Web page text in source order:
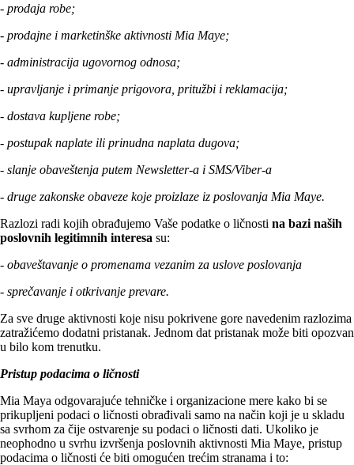
- prodaja robe;
- prodajne i marketinške aktivnosti Mia Maye;
- administracija ugovornog odnosa;
- upravljanje i primanje prigovora, pritužbi i reklamacija;
- dostava kupljene robe;
- postupak naplate ili prinudna naplata dugova;
- slanje obaveštenja putem Newsletter-a i SMS/Viber-a
- druge zakonske obaveze koje proizlaze iz poslovanja Mia Maye.
Razlozi radi kojih obrađujemo Vaše podatke o ličnosti na bazi naših
poslovnih legitimnih interesa su:
- obaveštavanje o promenama vezanim za uslove poslovanja
- sprečavanje i otkrivanje prevare.
Za sve druge aktivnosti koje nisu pokrivene gore navedenim razlozima
zatražićemo dodatni pristanak. Jednom dat pristanak može biti opozvan
u bilo kom trenutku.
Pristup podacima o ličnosti
Mia Maya odgovarajuće tehničke i organizacione mere kako bi se
prikupljeni podaci o ličnosti obrađivali samo na način koji je u skladu
sa svrhom za čije ostvarenje su podaci o ličnosti dati. Ukoliko je
neophodno u svrhu izvršenja poslovnih aktivnosti Mia Maye, pristup
podacima o ličnosti će biti omogućen trećim stranama i to: